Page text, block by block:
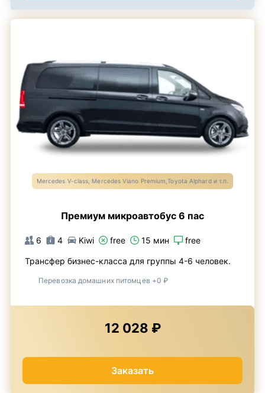
Mercedes V-class, Mercedes Viano Premium,Toyota Alphard и т.п.
Премиум микроавтобус 6 пас
6 4 Kiwi free 15 мин free
Трансфер бизнес-класса для группы 4-6 человек.
Перевозка домашних питомцев +0 ₽
12 028 ₽
Заказать